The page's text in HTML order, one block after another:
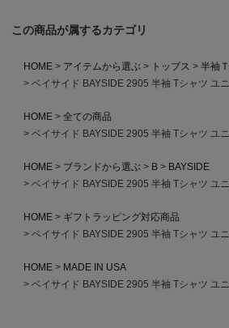
この商品が属するカテゴリ
HOME アイテムから選ぶ トップス 半袖
ベイサイド BAYSIDE 2905 半袖 Tシャツ ユ
HOME
全ての商品
ベイサイド BAYSIDE 2905 半袖 Tシャツ ユ
HOME ブランドから選ぶ B
BAYSIDE
ベイサイド BAYSIDE 2905 半袖 Tシャツ ユ
HOME
ギフトラッピング対応商品
ベイサイド BAYSIDE 2905 半袖 Tシャツ ユ
HOME
MADE IN USA
ベイサイド BAYSIDE 2905 半袖 Tシャツ ユ